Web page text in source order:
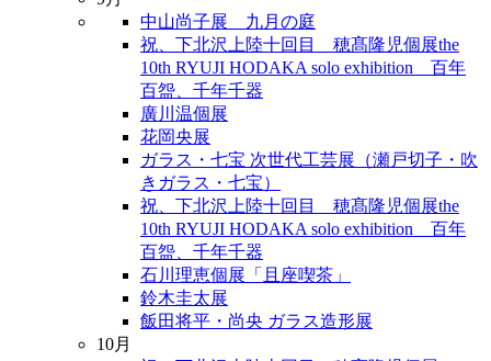
中山尚子展 九月の庭
祝、下北沢上陸十回目 穂髙隆児個展the
10th RYUJI HODAKA solo exhibition 百年
百盌、千年千器
廣川温個展
花岡央展
ガラス・七宝 次世代工芸展（瀬戸切子・吹
きガラス・七宝）
祝、下北沢上陸十回目 穂髙隆児個展the
10th RYUJI HODAKA solo exhibition 百年
百盌、千年千器
石川理恵個展「且座喫茶」
鈴木圭太展
飯田将平・尚央 ガラス造形展
10月